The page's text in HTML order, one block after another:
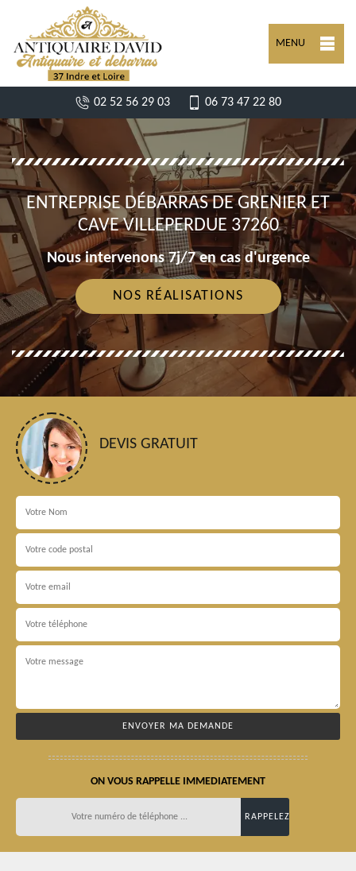
MENU
02 52 56 29 03 06 73 47 22 80
ENTREPRISE DÉBARRAS DE GRENIER ET
CAVE VILLEPERDUE 37260
Nous intervenons 7j/7 en cas d'urgence
NOS RÉALISATIONS
DEVIS GRATUIT
ON VOUS RAPPELLE IMMEDIATEMENT